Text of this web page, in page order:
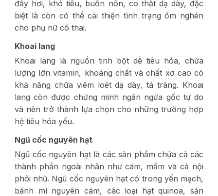
đầy hơi, khó tiêu, buồn nôn, co thắt dạ dày, đặc
biệt là còn có thể cải thiện tình trạng ốm nghén
cho phụ nữ có thai.
Khoai lang
Khoai lang là nguồn tinh bột dễ tiêu hóa, chứa
lượng lớn vitamin, khoáng chất và chất xơ cao có
khả năng chữa viêm loét dạ dày, tá tràng. Khoai
lang còn được chứng minh ngăn ngừa gốc tự do
và nên trở thành lựa chọn cho những trường hợp
hệ tiêu hóa yếu.
Ngũ cốc nguyên hạt
Ngũ cốc nguyên hạt là các sản phẩm chứa cả các
thành phần ngoài nhân như cám, mầm và cả nội
phôi nhũ. Ngũ cốc nguyên hạt có trong yến mạch,
bánh mì nguyên cám, các loại hạt quinoa, sản